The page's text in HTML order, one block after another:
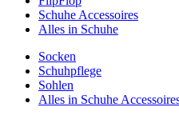
Schuhe Accessoires
Alles in Schuhe
Socken
Schuhpflege
Sohlen
Alles in Schuhe